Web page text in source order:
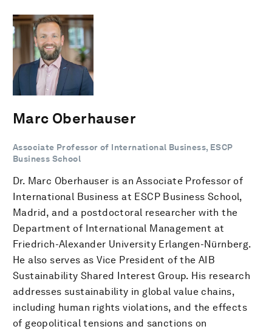
Marc Oberhauser
Associate Professor of International Business, ESCP
Business School
Dr. Marc Oberhauser is an Associate Professor of
International Business at ESCP Business School,
Madrid, and a postdoctoral researcher with the
Department of International Management at
Friedrich-Alexander University Erlangen-Nürnberg.
He also serves as Vice President of the AIB
Sustainability Shared Interest Group. His research
addresses sustainability in global value chains,
including human rights violations, and the effects
of geopolitical tensions and sanctions on